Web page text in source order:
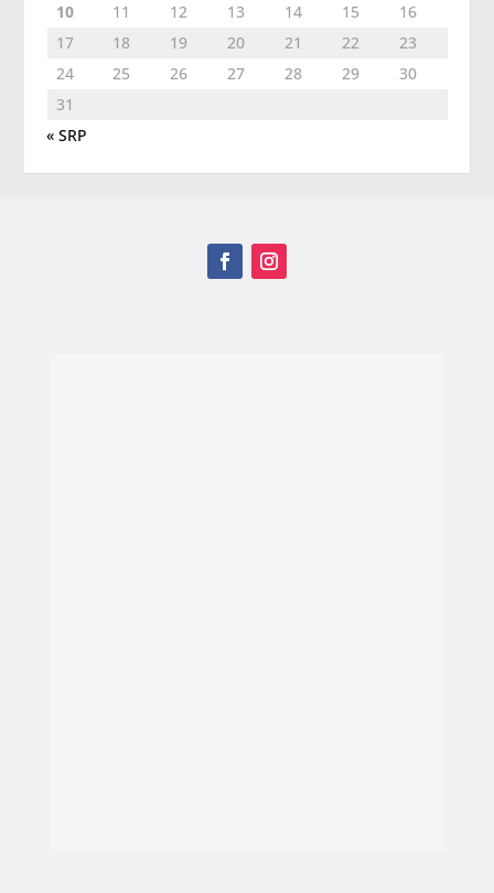
10
11 12 13 14 15
16
17
18 19 20 21 22
23
24
25 26 27 28 29
30
31
« SRP